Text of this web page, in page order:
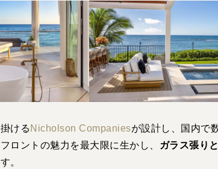
ける Nicholson Companiesが設計し、国内で
ロントの魅力を最大限に生かし、
ガラス張り
。